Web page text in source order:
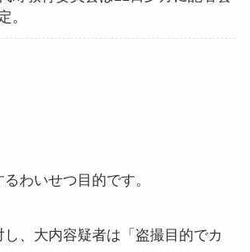
。
わいせつ目的です。
、大内容疑者は「盗撮目的でカ